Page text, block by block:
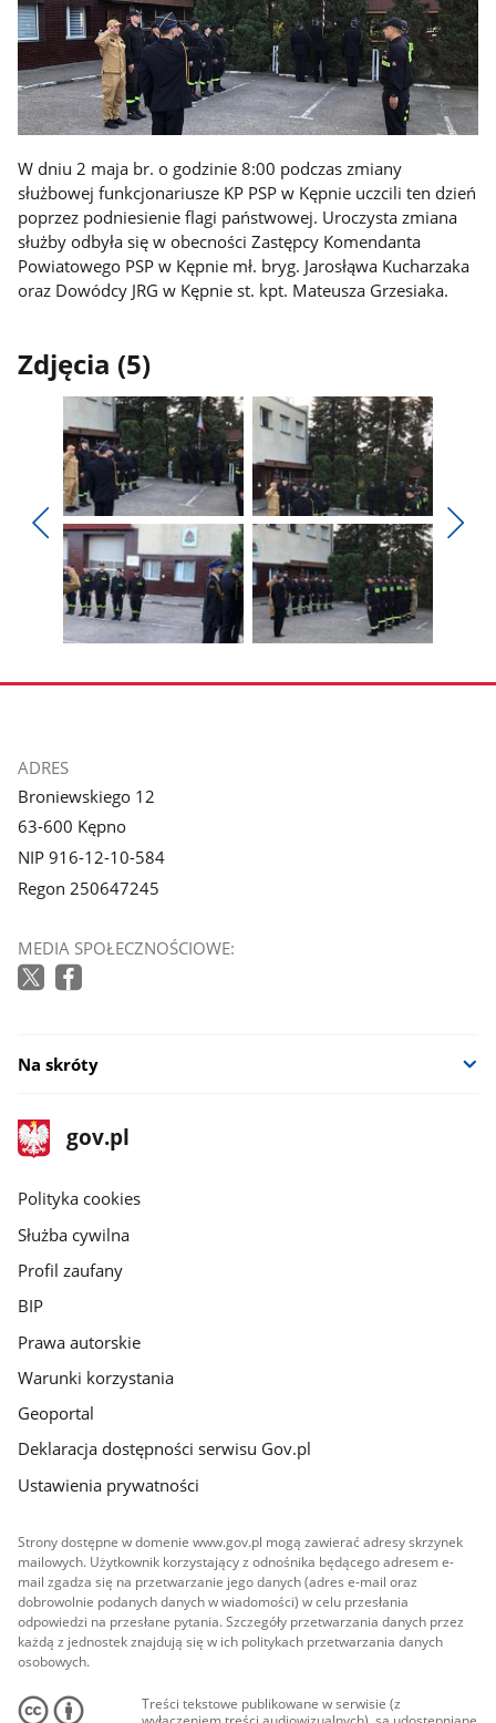
W dniu 2 maja br. o godzinie 8:00 podczas zmiany
służbowej funkcjonariusze KP PSP w Kępnie uczcili ten dzień
poprzez podniesienie flagi państwowej. Uroczysta zmiana
służby odbyła się w obecności Zastępcy Komendanta
Powiatowego PSP w Kępnie mł. bryg. Jarosłąwa Kucharzaka
oraz Dowódcy JRG w Kępnie st. kpt. Mateusza Grzesiaka.
Zdjęcia (5)
Pokaż
poprzednie
zdjęcia
Pokaż
zdjęcie
1
z
galerii.
Pokaż
zdjęcie
2
z
galerii.
zdjęcie
zdjęcie
stopka
ADRES
Broniewskiego 12
63-600 Kępno
NIP 916-12-10-584
Regon 250647245
MEDIA SPOŁECZNOŚCIOWE:
Na skróty
stopka
gov.pl
Strona
gov.pl
gov.pl
Polityka cookies
Służba cywilna
Profil zaufany
BIP
Prawa autorskie
Warunki korzystania
Geoportal
Deklaracja dostępności serwisu Gov.pl
Ustawienia prywatności
Strony dostępne w domenie www.gov.pl mogą zawierać adresy skrzynek
mailowych. Użytkownik korzystający z odnośnika będącego adresem e-
mail zgadza się na przetwarzanie jego danych (adres e-mail oraz
dobrowolnie podanych danych w wiadomości) w celu przesłania
odpowiedzi na przesłane pytania. Szczegóły przetwarzania danych przez
każdą z jednostek znajdują się w ich politykach przetwarzania danych
osobowych.
Treści tekstowe publikowane w serwisie (z